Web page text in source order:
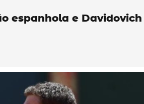
espanhola e